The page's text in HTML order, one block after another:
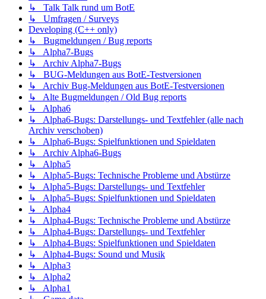
↳ Talk Talk rund um BotE
↳ Umfragen / Surveys
Developing (C++ only)
↳ Bugmeldungen / Bug reports
↳ Alpha7-Bugs
↳ Archiv Alpha7-Bugs
↳ BUG-Meldungen aus BotE-Testversionen
↳ Archiv Bug-Meldungen aus BotE-Testversionen
↳ Alte Bugmeldungen / Old Bug reports
↳ Alpha6
↳ Alpha6-Bugs: Darstellungs- und Textfehler (alle nach
Archiv verschoben)
↳ Alpha6-Bugs: Spielfunktionen und Spieldaten
↳ Archiv Alpha6-Bugs
↳ Alpha5
↳ Alpha5-Bugs: Technische Probleme und Abstürze
↳ Alpha5-Bugs: Darstellungs- und Textfehler
↳ Alpha5-Bugs: Spielfunktionen und Spieldaten
↳ Alpha4
↳ Alpha4-Bugs: Technische Probleme und Abstürze
↳ Alpha4-Bugs: Darstellungs- und Textfehler
↳ Alpha4-Bugs: Spielfunktionen und Spieldaten
↳ Alpha4-Bugs: Sound und Musik
↳ Alpha3
↳ Alpha2
↳ Alpha1